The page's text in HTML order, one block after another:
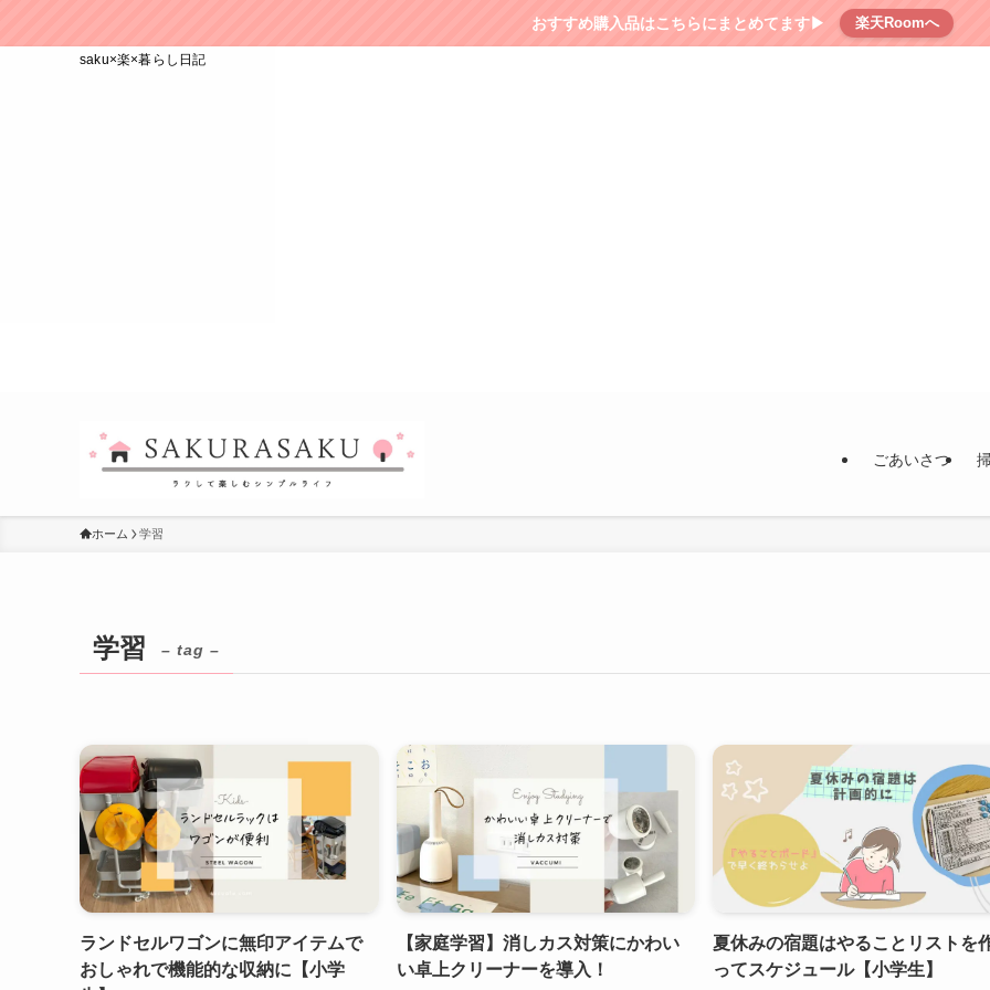
おすすめ購入品はこちらにまとめてます▶︎ 楽天Roomへ
saku×楽×暮らし日記
ごあいさつ
ホーム 学習
学習 – tag –
ランドセルワゴンに無印アイテムで
おしゃれで機能的な収納に【小学
【家庭学習】消しカス対策にかわい
い卓上クリーナーを導入！
夏休みの宿題はやることリストを
ってスケジュール【小学生】